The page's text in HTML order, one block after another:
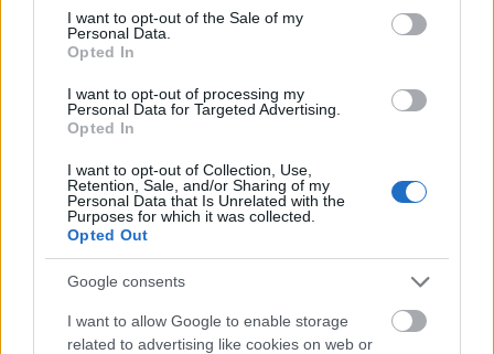
consent section.
I want to opt-out of the Sale of my
Personal Data.
Opted In
I want to opt-out of processing my
Personal Data for Targeted Advertising.
Opted In
I want to opt-out of Collection, Use,
Retention, Sale, and/or Sharing of my
Personal Data that Is Unrelated with the
Purposes for which it was collected.
Opted Out
Google consents
I want to allow Google to enable storage
related to advertising like cookies on web or
Atya világ, mi van ezeken a
veszprémi táblákon? Aki tudja, írja
meg! Aki nem, az tippeljen
Zubreczki Dávid •2014. július 29.
Valahonnan marhára ismerősek, de nem tudom
honnan. A megfejtésükkel nem is próbálkozom,
meghagyom nektek a lehetőséget, hogy szabadon
szárnyaljon ...